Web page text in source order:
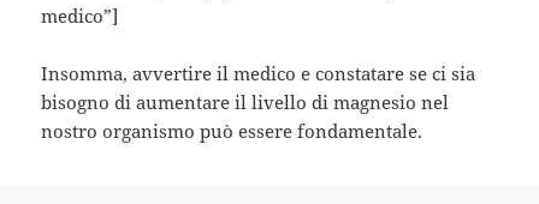
medico”]
Insomma, avvertire il medico e constatare se ci sia
bisogno di aumentare il livello di magnesio nel
nostro organismo può essere fondamentale.